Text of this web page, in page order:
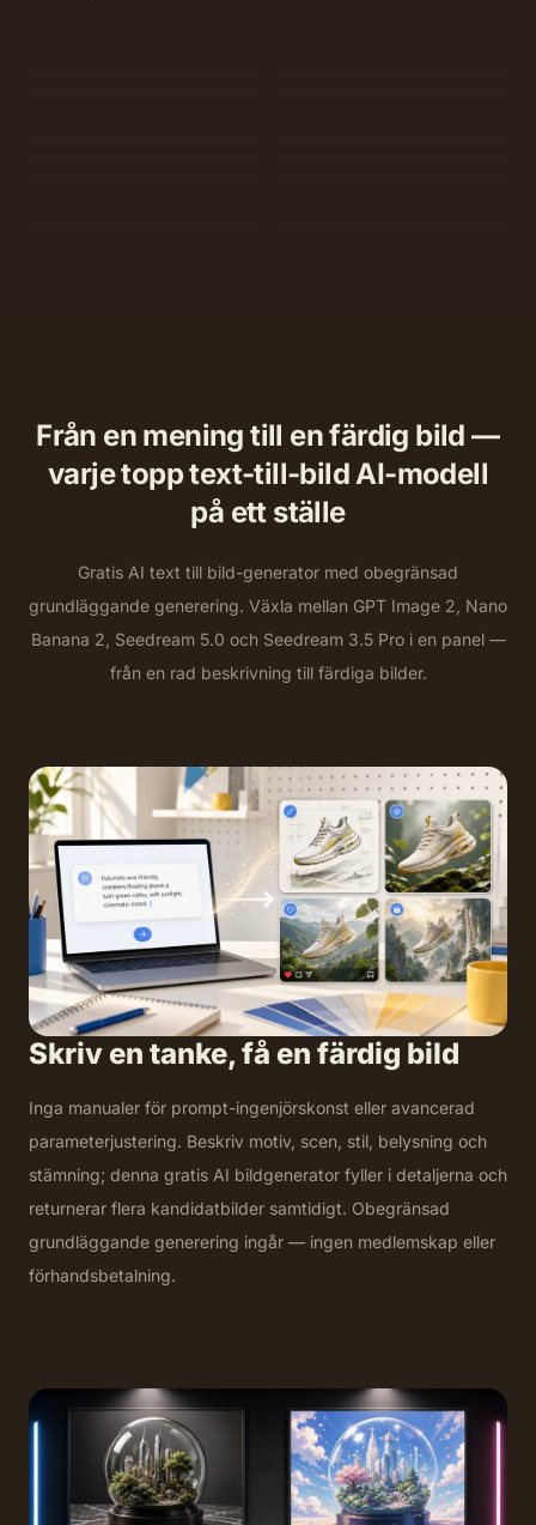
Från en mening till en färdig bild —
varje topp text-till-bild AI-modell
på ett ställe
Gratis AI text till bild-generator med obegränsad
grundläggande generering. Växla mellan GPT Image 2, Nano
Banana 2, Seedream 5.0 och Seedream 3.5 Pro i en panel —
från en rad beskrivning till färdiga bilder.
Skriv en tanke, få en färdig bild
Inga manualer för prompt-ingenjörskonst eller avancerad
parameterjustering. Beskriv motiv, scen, stil, belysning och
stämning; denna gratis AI bildgenerator fyller i detaljerna och
returnerar flera kandidatbilder samtidigt. Obegränsad
grundläggande generering ingår — ingen medlemskap eller
förhandsbetalning.